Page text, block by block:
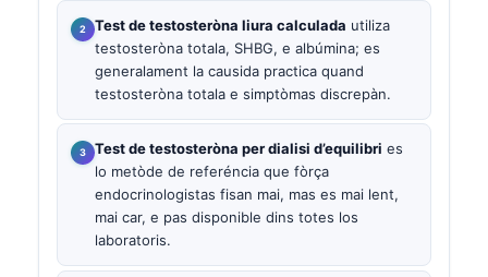
Test de testosteròna liura calculada utiliza
testosteròna totala, SHBG, e albúmina; es
generalament la causida practica quand
testosteròna totala e simptòmas discrepàn.
Test de testosteròna per dialisi d’equilibri es
lo metòde de referéncia que fòrça
endocrinologistas fisan mai, mas es mai lent,
mai car, e pas disponible dins totes los
laboratoris.